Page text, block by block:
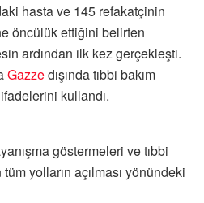
hasta ve 145 refakatçinin
öncülük ettiğini belirten
ardından ilk kez gerçekleşti.
Gazzedışında tıbbi bakım
kullandı.
göstermeleri ve tıbbi
yolların açılması yönündeki